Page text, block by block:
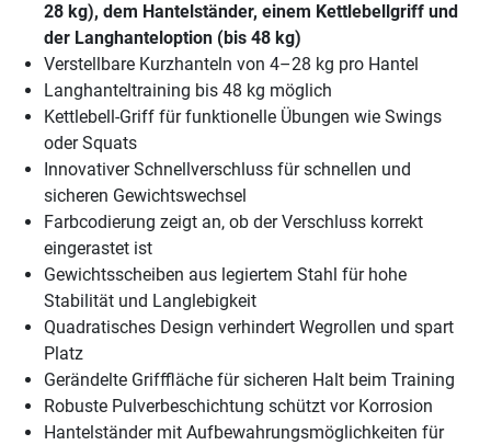
28 kg), dem Hantelständer, einem Kettlebellgriff und
der Langhanteloption (bis 48 kg)
Verstellbare Kurzhanteln von 4–28 kg pro Hantel
Langhanteltraining bis 48 kg möglich
Kettlebell-Griff für funktionelle Übungen wie Swings
oder Squats
Innovativer Schnellverschluss für schnellen und
sicheren Gewichtswechsel
Farbcodierung zeigt an, ob der Verschluss korrekt
eingerastet ist
Gewichtsscheiben aus legiertem Stahl für hohe
Stabilität und Langlebigkeit
Quadratisches Design verhindert Wegrollen und spart
Platz
Gerändelte Grifffläche für sicheren Halt beim Training
Robuste Pulverbeschichtung schützt vor Korrosion
Hantelständer mit Aufbewahrungsmöglichkeiten für